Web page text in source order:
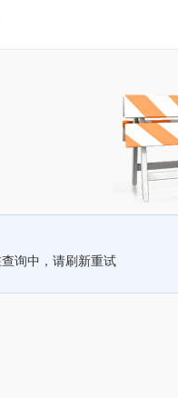
询中，请刷新重试